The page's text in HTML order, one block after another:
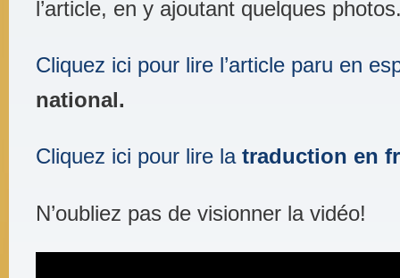
l’article, en y ajoutant quelques
Cliquez ici pour lire l’article paru en
national.
Cliquez ici pour lire la traduction en
N’oubliez pas de visionner la vidéo!